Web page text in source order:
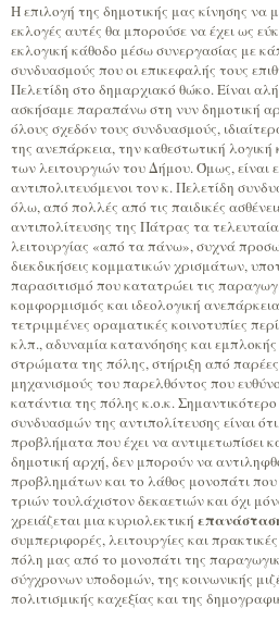
Η επιλογή της δημοτικής μας κίνησης να
εκλογές αυτές θα μπορούσε να έχει ως
εκλογική κάθοδο μέσω συνεργασίας με
συνδυασμούς που οι επικεφαλής τους
Πελετίδη στο δημαρχιακό θώκο. Είναι
ασκήσαμε παραπάνω στη νυν δημοτική
όλους σχεδόν τους συνδυασμούς,
της ανεπάρκεια, την καθεστωτική
των λειτουργιών του Δήμου. Όμως, είναι
αντιπολιτευόμενοι τον κ. Πελετίδη
όλω, από πολλές από τις παιδικές
αντιπολίτευσης της Πάτρας τα
λειτουργίας «από τα πάνω», συχνά
διεκδικήσεις κομματικών χρισμάτων,
παρασιτισμό που κατατρώει τις
κομφορμισμός και ιδεολογική
τετριμμένες οραματικές κοινοτυπίες
κλπ., αδυναμία κατανόησης και
στρώματα της πόλης, στήριξη από
μηχανισμούς του παρελθόντος που
κατάντια της πόλης κ.ο.κ.
συνδυασμών της αντιπολίτευσης είναι
προβλήματα που έχει να αντιμετωπίσει
δημοτική αρχή, δεν μπορούν να
προβλημάτων και το λάθος μονοπάτι που
τριών τουλάχιστον δεκαετιών και όχι
χρειάζεται μια κυριολεκτική
συμπεριφορές, λειτουργίες και
πόλη μας από το μονοπάτι της
σύγχρονων υποδομών, της κοινωνικής
πολιτισμικής καχεξίας και της